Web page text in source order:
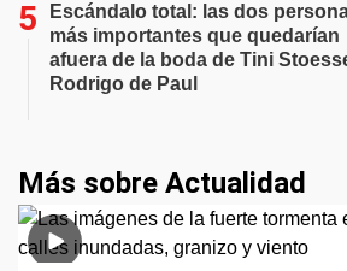
Escándalo total: las dos
más importantes que quedarían
afuera de la boda de Tini
Rodrigo de Paul
Más sobre Actualidad